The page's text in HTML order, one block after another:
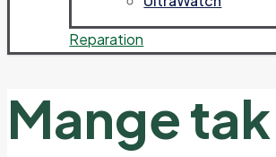
Reparation
Mange tak